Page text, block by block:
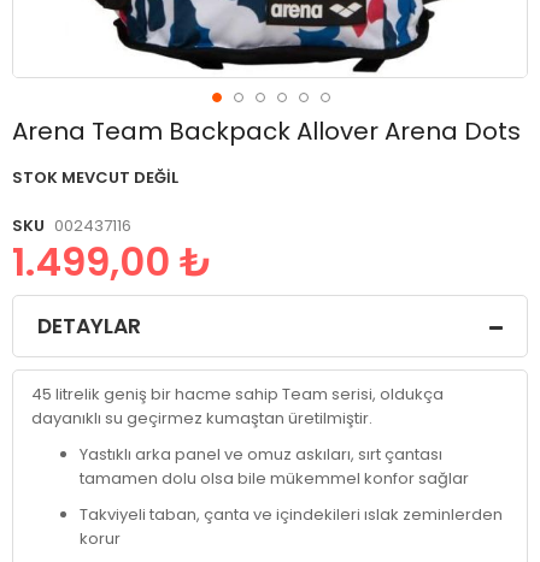
Arena Team Backpack Allover Arena Dots
STOK MEVCUT DEĞIL
SKU 002437116
1.499,00 ₺
Resim
başlangıcına
DETAYLAR
45 litrelik geniş bir hacme sahip Team serisi, oldukça
dayanıklı su geçirmez kumaştan üretilmiştir.
Yastıklı arka panel ve omuz askıları, sırt çantası
tamamen dolu olsa bile mükemmel konfor sağlar
Takviyeli taban, çanta ve içindekileri ıslak zeminlerden
korur